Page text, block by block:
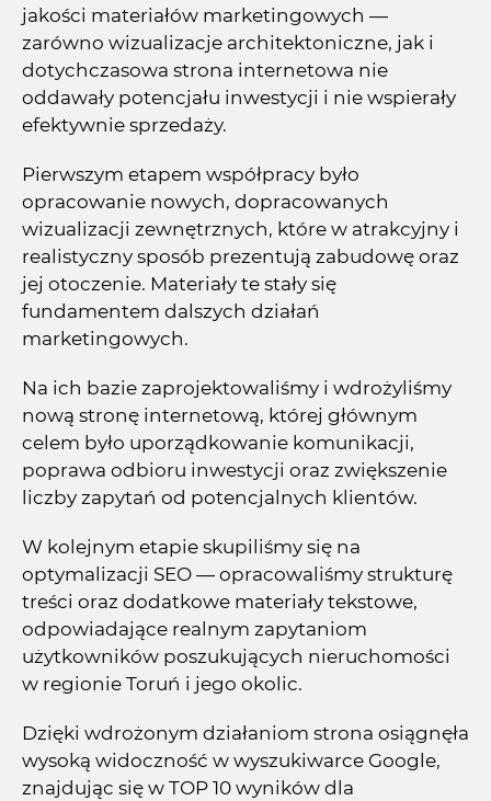
jakości materiałów marketingowych —
zarówno wizualizacje architektoniczne, jak i
dotychczasowa strona internetowa nie
oddawały potencjału inwestycji i nie wspierały
efektywnie sprzedaży.
Pierwszym etapem współpracy było
opracowanie nowych, dopracowanych
wizualizacji zewnętrznych, które w atrakcyjny i
realistyczny sposób prezentują zabudowę oraz
jej otoczenie. Materiały te stały się
fundamentem dalszych działań
marketingowych.
Na ich bazie zaprojektowaliśmy i wdrożyliśmy
nową stronę internetową, której głównym
celem było uporządkowanie komunikacji,
poprawa odbioru inwestycji oraz zwiększenie
liczby zapytań od potencjalnych klientów.
W kolejnym etapie skupiliśmy się na
optymalizacji SEO — opracowaliśmy strukturę
treści oraz dodatkowe materiały tekstowe,
odpowiadające realnym zapytaniom
użytkowników poszukujących nieruchomości
w regionie Toruń i jego okolic.
Dzięki wdrożonym działaniom strona osiągnęła
wysoką widoczność w wyszukiwarce Google,
znajdując się w TOP 10 wyników dla